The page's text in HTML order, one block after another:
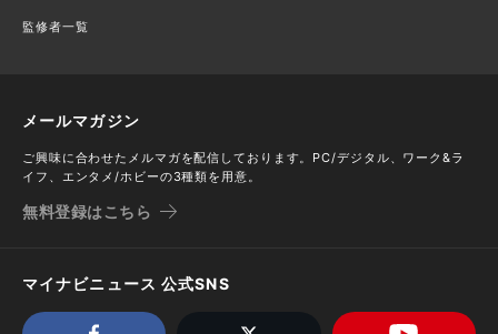
監修者一覧
メールマガジン
ご興味に合わせたメルマガを配信しております。PC/デジタル、ワーク&ラ
イフ、エンタメ/ホビーの3種類を用意。
無料登録はこちら
マイナビニュース 公式SNS